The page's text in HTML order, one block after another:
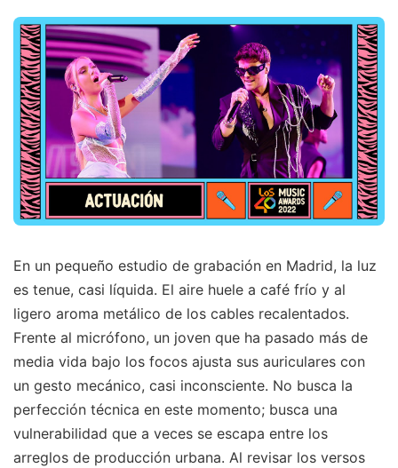
En un pequeño estudio de grabación en Madrid, la luz
es tenue, casi líquida. El aire huele a café frío y al
ligero aroma metálico de los cables recalentados.
Frente al micrófono, un joven que ha pasado más de
media vida bajo los focos ajusta sus auriculares con
un gesto mecánico, casi inconsciente. No busca la
perfección técnica en este momento; busca una
vulnerabilidad que a veces se escapa entre los
arreglos de producción urbana. Al revisar los versos